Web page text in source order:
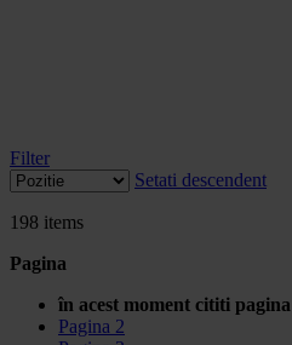
Filter
Setati descendent
198 items
Pagina
în acest moment cititi pagina
Pagina 2